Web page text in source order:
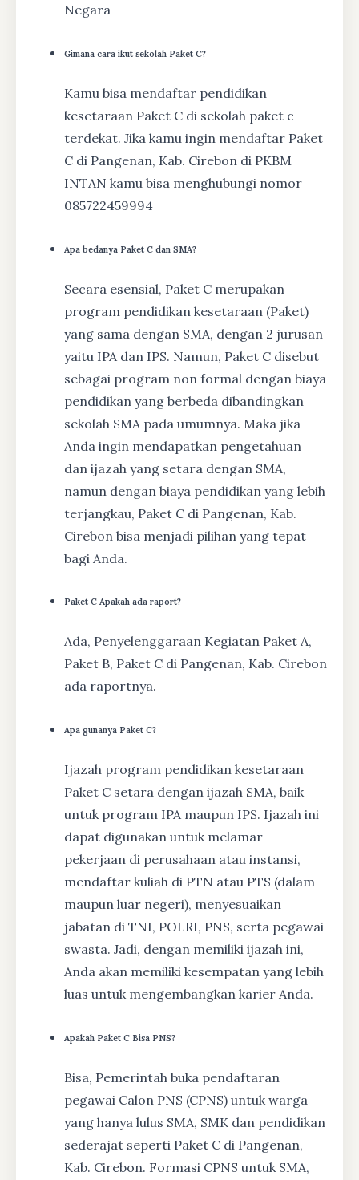
Negara
Gimana cara ikut sekolah Paket C?
Kamu bisa mendaftar pendidikan
kesetaraan Paket C di sekolah paket c
terdekat. Jika kamu ingin mendaftar Paket
C di Pangenan, Kab. Cirebon di PKBM
INTAN kamu bisa menghubungi nomor
085722459994
Apa bedanya Paket C dan SMA?
Secara esensial, Paket C merupakan
program pendidikan kesetaraan (Paket)
yang sama dengan SMA, dengan 2 jurusan
yaitu IPA dan IPS. Namun, Paket C disebut
sebagai program non formal dengan biaya
pendidikan yang berbeda dibandingkan
sekolah SMA pada umumnya. Maka jika
Anda ingin mendapatkan pengetahuan
dan ijazah yang setara dengan SMA,
namun dengan biaya pendidikan yang lebih
terjangkau, Paket C di Pangenan, Kab.
Cirebon bisa menjadi pilihan yang tepat
bagi Anda.
Paket C Apakah ada raport?
Ada, Penyelenggaraan Kegiatan Paket A,
Paket B, Paket C di Pangenan, Kab. Cirebon
ada raportnya.
Apa gunanya Paket C?
Ijazah program pendidikan kesetaraan
Paket C setara dengan ijazah SMA, baik
untuk program IPA maupun IPS. Ijazah ini
dapat digunakan untuk melamar
pekerjaan di perusahaan atau instansi,
mendaftar kuliah di PTN atau PTS (dalam
maupun luar negeri), menyesuaikan
jabatan di TNI, POLRI, PNS, serta pegawai
swasta. Jadi, dengan memiliki ijazah ini,
Anda akan memiliki kesempatan yang lebih
luas untuk mengembangkan karier Anda.
Apakah Paket C Bisa PNS?
Bisa, Pemerintah buka pendaftaran
pegawai Calon PNS (CPNS) untuk warga
yang hanya lulus SMA, SMK dan pendidikan
sederajat seperti Paket C di Pangenan,
Kab. Cirebon. Formasi CPNS untuk SMA,